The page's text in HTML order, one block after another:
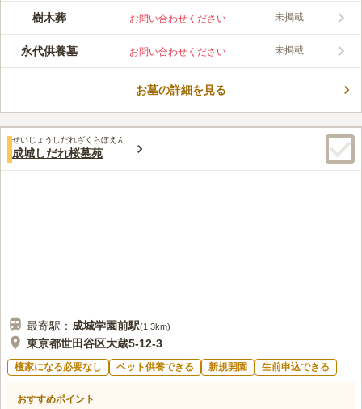
す。また、近くには商業施設があるのでお参り後の散策も楽しめ
ます。江戸時代から続く由緒正しいお寺の墓地ですが、墓苑内は
る方でも安心してお参りできます。一般墓所からさまざなプラン
が用意されているので、お好みでお選び頂けます。
梅窓院は、青山通り（国道246号線があり）に面した立地で、最
寄り駅が外苑前駅ですから、飲食店もカフェもスーパーマーケットもブテ
ィックも花屋もあり、買い物やウインドウショッピングをするのも楽しい
と思います。
樹木葬 お問い合わせください 未掲載
永代供養墓 お問い合わせください 未掲載
お墓の詳細を見る
せいじょうしだれざくらぼえん
成城しだれ桜墓苑
最寄駅： 成城学園前駅(1.3km)
東京都世田谷区大蔵5-12-3
檀家になる必要なし ペット供養できる 新規開園 生前申込できる
おすすめポイント